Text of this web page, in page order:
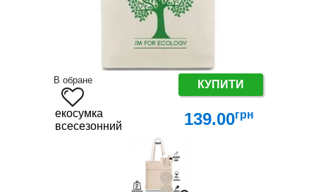
В обране КУПИТИ
екосумка
всесезонний
139.00грн